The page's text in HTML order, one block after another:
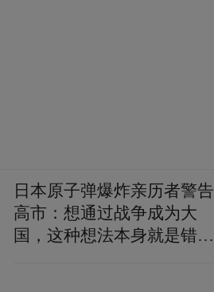
日本原子弹爆炸亲历者警告
高市：想通过战争成为大
国，这种想法本身就是错误